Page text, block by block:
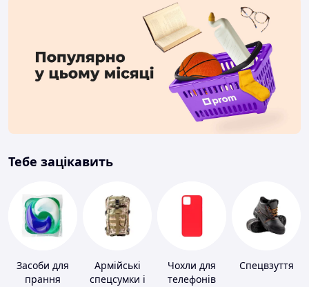
Тебе зацікавить
Засоби для
прання
Армійські
спецсумки і
Чохли для
телефонів
Спецвзуття